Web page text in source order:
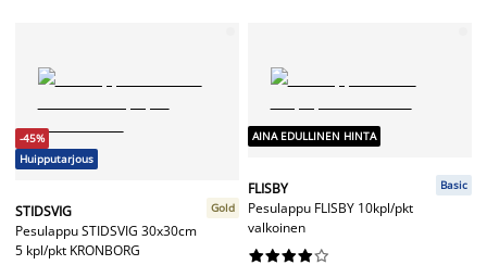
-45%
Huipputarjous
STIDSVIG
Pesulappu STIDSVIG 30x30cm
5 kpl/pkt KRONBORG
Gold
AINA EDULLINEN HINTA
FLISBY
Pesulappu FLISBY 10kpl/pkt
valkoinen
Basic





